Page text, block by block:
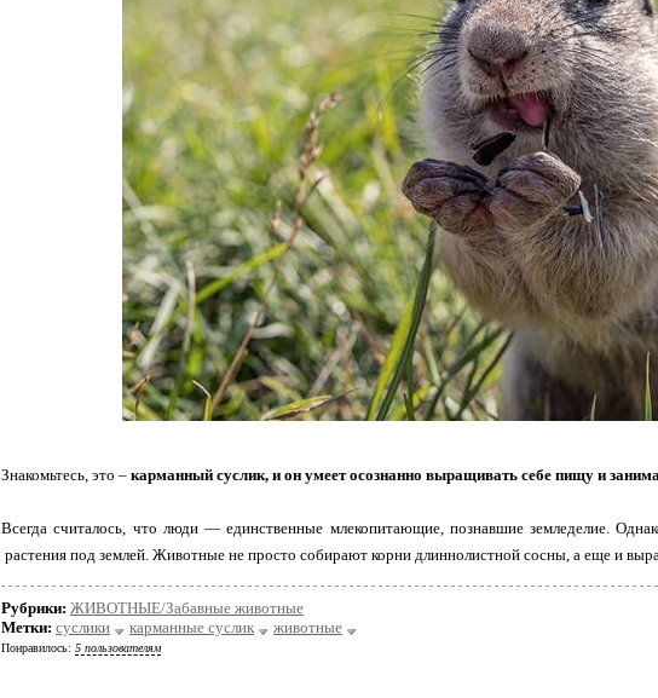
Знакомьтесь, это – карманный суслик, и он умеет осознанно выращивать себе пищу и
Всегда считалось, что люди — единственные млекопитающие, познавшие земледелие.
растения под землей. Животные не просто собирают корни длиннолистной сосны, а еще и
Рубрики: ЖИВОТНЫЕ/Забавные животные
Метки: суслики карманные суслик животные
Понравилось: 5 пользователям